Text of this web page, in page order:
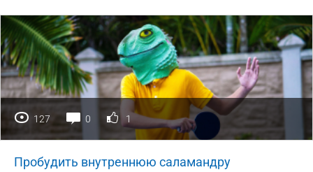
127 0 1
Пробудить внутреннюю саламандру